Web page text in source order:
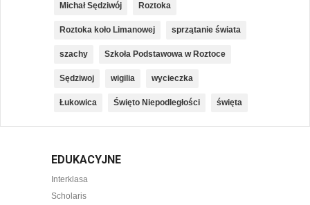
Michał Sędziwój Roztoka
Roztoka koło Limanowej sprzątanie świata
szachy Szkoła Podstawowa w Roztoce
Sędziwoj wigilia wycieczka
Łukowica Święto Niepodległości święta
EDUKACYJNE
Interklasa
Scholaris